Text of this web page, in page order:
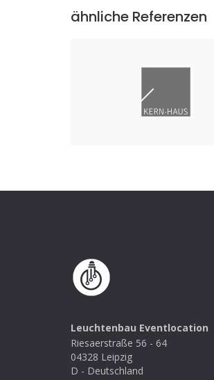
ähnliche Referenzen
Leuchtenbau Eventlocation
Riesaerstraße 56 - 64
04328 Leipzig
D - Deutschland